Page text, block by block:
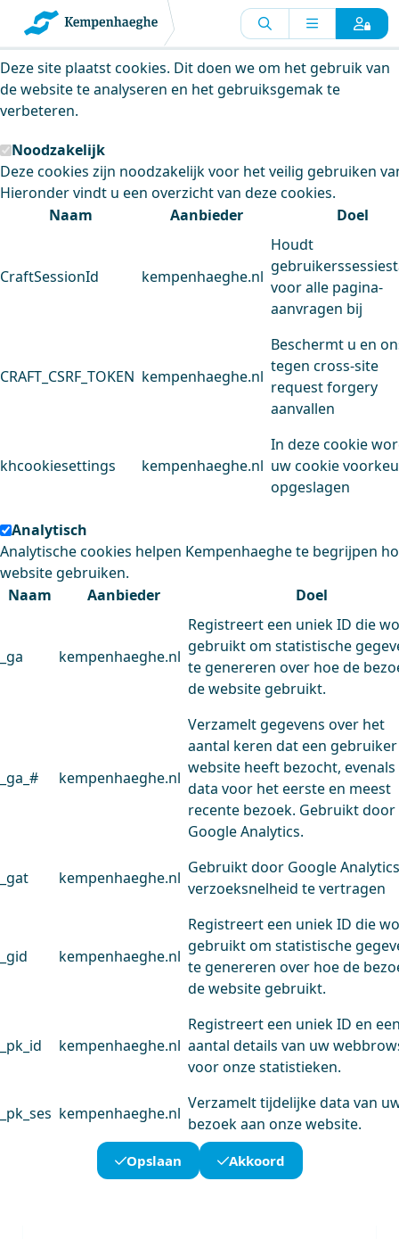
Kempenhaeghe maakt gebruik van
cookies
Deze site plaatst cookies. Dit doen we om het gebruik van
de website te analyseren en het gebruiksgemak te
verbeteren.
Noodzakelijk
Deze cookies zijn noodzakelijk voor het veilig gebruiken
Hieronder vindt u een overzicht van deze cookies.
Naam
Aanbieder Doel
CraftSessionId kempenhaeghe.nl
Houdt
voor alle pagina-
aanvragen bij
CRAFT_CSRF_TOKEN kempenhaeghe.nl
Beschermt u en
tegen cross-site
request forgery
aanvallen
khcookiesettings kempenhaeghe.nl
In deze cookie
uw cookie
opgeslagen
Analytisch
Analytische cookies helpen Kempenhaeghe te begrijpen
website gebruiken.
Naam
Aanbieder Doel
_ga kempenhaeghe.nl
Registreert een uniek ID die
gebruikt om statistische
te genereren over hoe de
de website gebruikt.
_ga_# kempenhaeghe.nl
Verzamelt gegevens over het
aantal keren dat een
website heeft bezocht, evenals
data voor het eerste en meest
recente bezoek. Gebruikt door
Google Analytics.
_gat kempenhaeghe.nl
Gebruikt door Google
verzoeksnelheid te vertragen
_gid kempenhaeghe.nl
Registreert een uniek ID die
gebruikt om statistische
te genereren over hoe de
de website gebruikt.
_pk_id kempenhaeghe.nl
Registreert een uniek ID en
aantal details van uw
voor onze statistieken.
_pk_ses kempenhaeghe.nl
Verzamelt tijdelijke data van
bezoek aan onze website.
Opslaan Akkoord